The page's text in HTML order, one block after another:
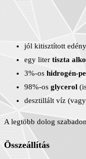
jól kitisztított
egy liter tiszta
3%-os hidrogén-
98%-os glycerol
desztillált víz
A legtöbb dolog
Összeállítás